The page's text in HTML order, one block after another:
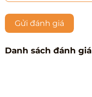
Gửi đánh giá
Danh sách đánh giá